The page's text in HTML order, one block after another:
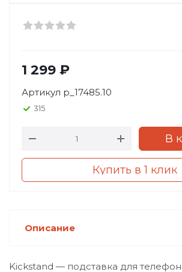
1 299 ₽
Артикул p_17485.10
315
В
Купить в 1 клик
Описание
Kickstand — подставка для